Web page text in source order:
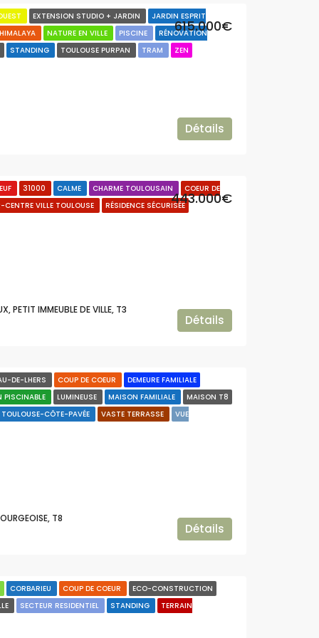
EXTENSION STUDIO + JARDIN
JARDIN ESPRIT
NATURE EN VILLE PISCINE
RÉNOVATION
STANDING TOULOUSE PURPAN TRAM ZEN
615.000€
Détails
31000 CALME CHARME TOULOUSAIN
COEUR DE
CENTRE VILLE TOULOUSE
RÉSIDENCE SÉCURISÉE443.000€
PETIT IMMEUBLE DE VILLE, T3
Détails
DE-LHERS COUP DE COEUR
DEMEURE FAMILIALE
PISCINABLE LUMINEUSE MAISON FAMILIALE
MAISON T8
TOULOUSE-CÔTE-PAVÉE VASTE TERRASSE
VUE
T8
Détails
CORBARIEU COUP DE COEUR
ECO-CONSTRUCTION
SECTEUR RESIDENTIEL STANDING
TERRAIN